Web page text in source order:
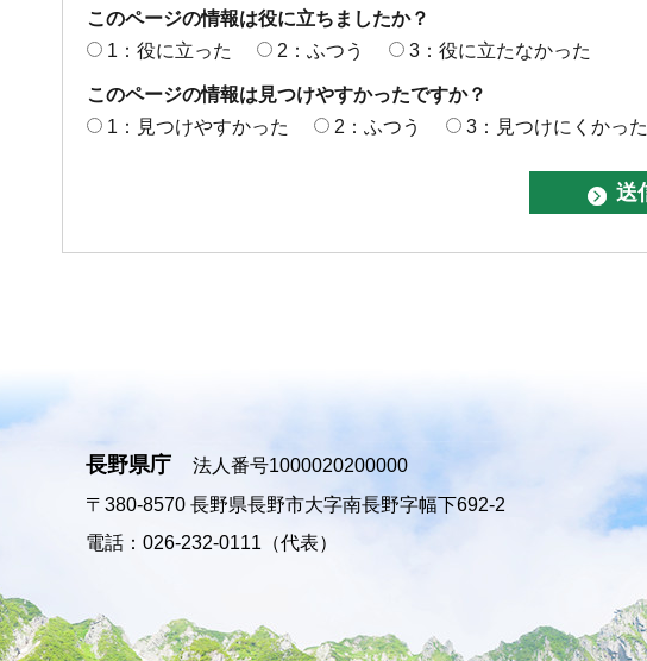
このページの情報は役に立ちましたか？
1：役に立った
2：ふつう 3：役に立たなかった
このページの情報は見つけやすかったですか？
1：見つけやすかった
2：ふつう 3：見つけにくかった
長野県庁
法人番号1000020200000
〒380-8570 長野県長野市大字南長野字幅下692-2
電話：026-232-0111（代表）